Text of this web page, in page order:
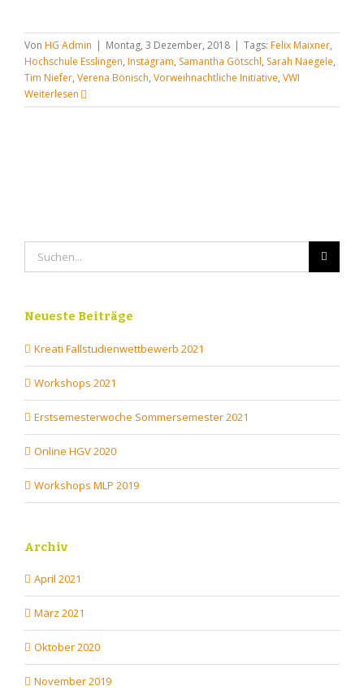
Von HG Admin | Montag, 3 Dezember, 2018 | Tags: Felix Maixner,
Hochschule Esslingen, Instagram, Samantha Götschl, Sarah Naegele,
Tim Niefer, Verena Bönisch, Vorweihnachtliche Initiative, VWI
Weiterlesen
nach:
Neueste Beiträge
Kreati Fallstudienwettbewerb 2021
Workshops 2021
Erstsemesterwoche Sommersemester 2021
Online HGV 2020
Workshops MLP 2019
Archiv
April 2021
März 2021
Oktober 2020
November 2019